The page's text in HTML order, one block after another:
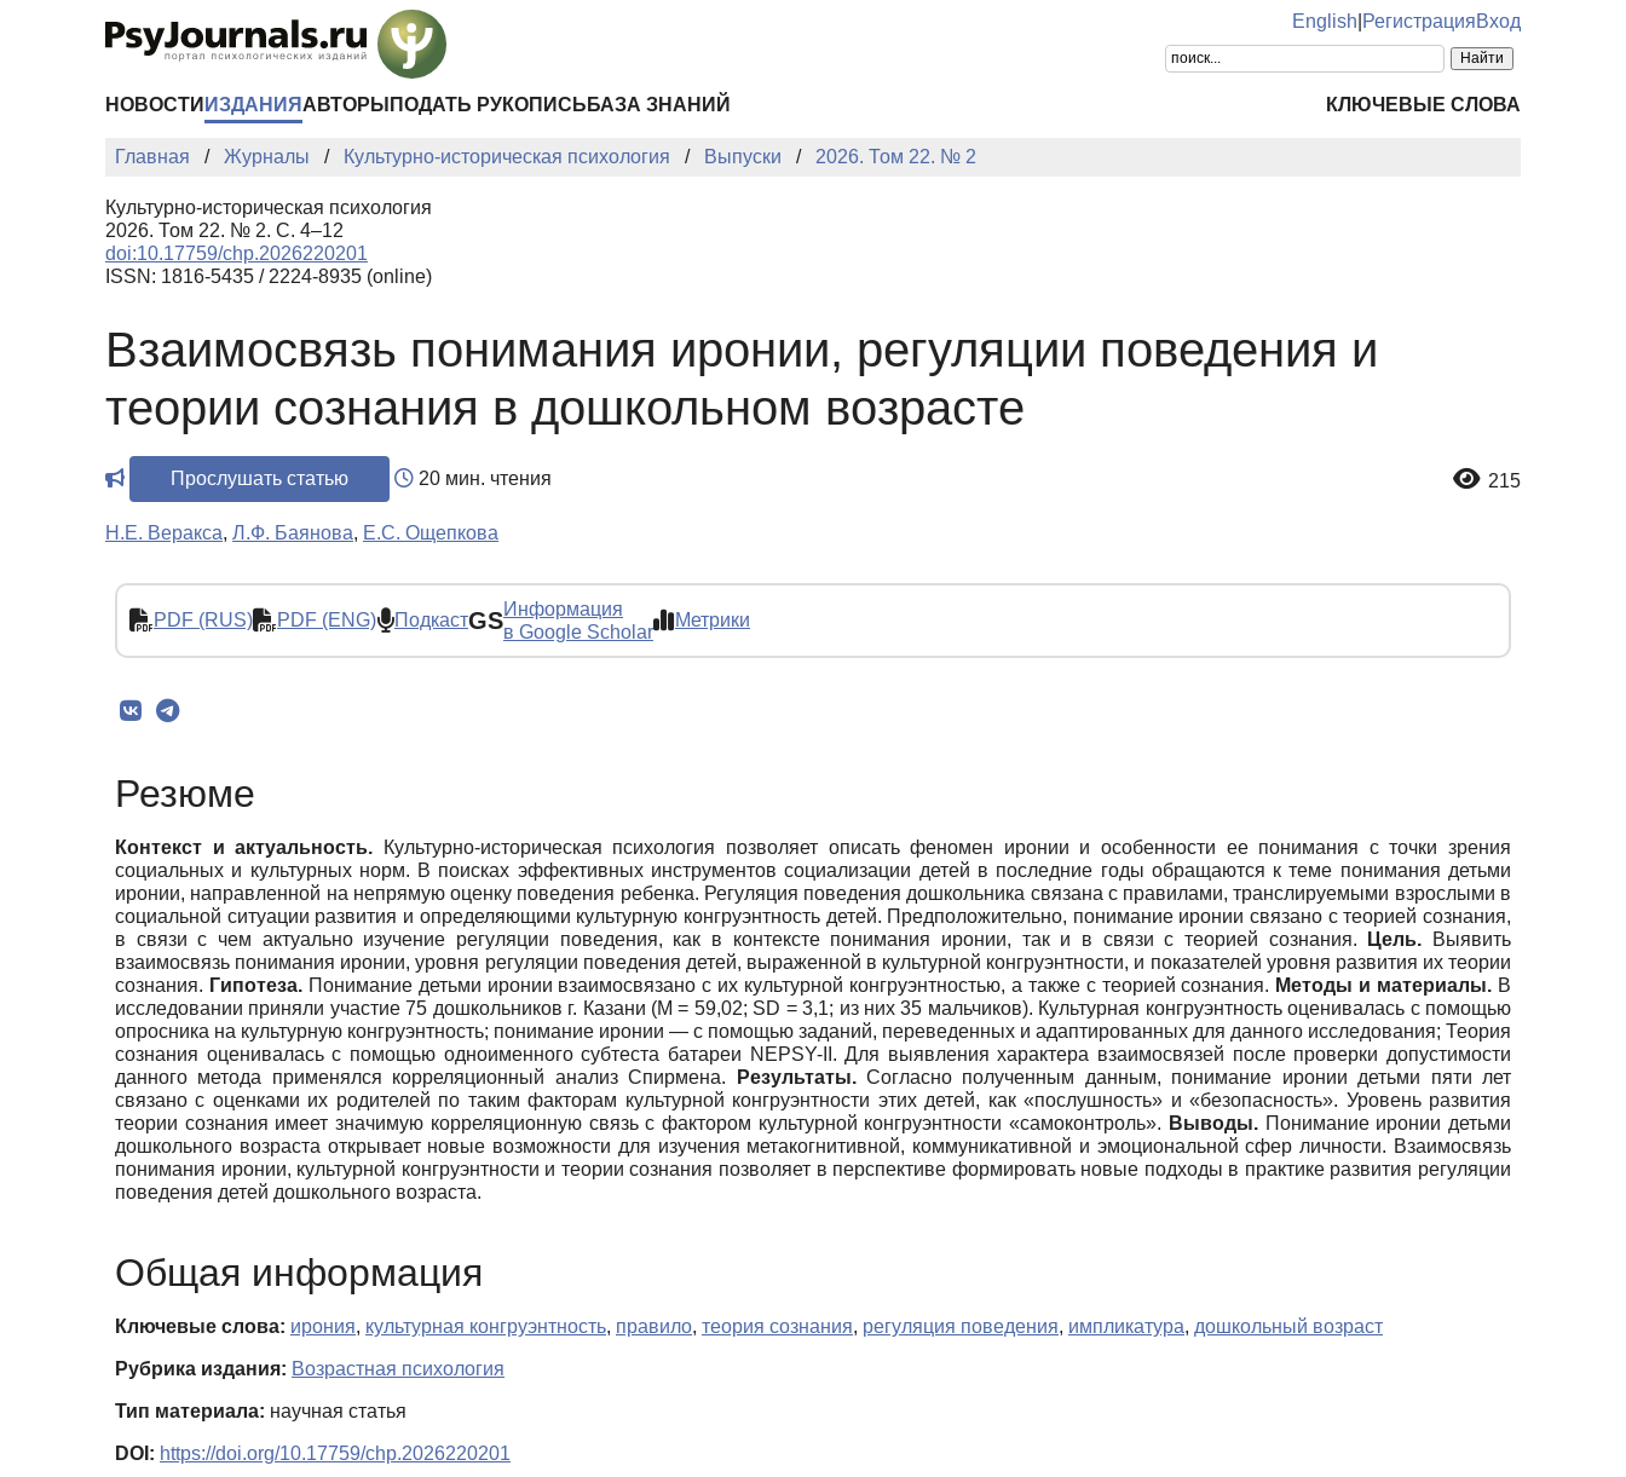
English РегистрацияВход
НОВОСТИ ИЗДАНИЯ АВТОРЫ ПОДАТЬ РУКОПИСЬ БАЗА ЗНАНИЙ КЛЮЧЕВЫЕ СЛОВА
Главная Журналы Культурно-историческая психология Выпуски 2026. Том 22. № 2
Культурно-историческая психология
2026. Том 22. № 2. С. 4–12
doi:10.17759/chp.2026220201
ISSN: 1816-5435 / 2224-8935 (online)
Взаимосвязь понимания иронии, регуляции поведения и
теории сознания в дошкольном возрасте
Прослушать статью 20 мин. чтения 215
Н.Е. Веракса, Л.Ф. Баянова, Е.С. Ощепкова
PDF (RUS) PDF (ENG) ПодкастGSИнформация
в Google Scholar
Метрики
Резюме
Контекст и актуальность.
Культурно-историческая психология позволяет описать феномен иронии и особенности ее понимания с точки зрения
социальных и культурных норм. В поисках эффективных инструментов социализации детей в последние годы обращаются к теме понимания детьми
иронии, направленной на непрямую оценку поведения ребенка. Регуляция поведения дошкольника связана с правилами, транслируемыми взрослыми в
социальной ситуации развития и определяющими культурную конгруэнтность детей. Предположительно, понимание иронии связано с теорией сознания,
в связи с чем актуально изучение регуляции поведения, как в контексте понимания иронии, так и в связи с теорией сознания.
Цель. Выявить
взаимосвязь понимания иронии, уровня регуляции поведения детей, выраженной в культурной конгруэнтности, и показателей уровня развития их теории
сознания. Гипотеза.Понимание детьми иронии взаимосвязано с их культурной конгруэнтностью, а также с теорией сознания. Методы и материалы. В
исследовании приняли участие 75 дошкольников г. Казани (M = 59,02; SD = 3,1; из них 35 мальчиков). Культурная конгруэнтность оценивалась с помощью
опросника на культурную конгруэнтность; понимание иронии — с помощью заданий, переведенных и адаптированных для данного исследования; Теория
сознания оценивалась с помощью одноименного субтеста батареи NEPSY-II. Для выявления характера взаимосвязей после проверки допустимости
данного метода применялся корреляционный анализ Спирмена.
Результаты.Согласно полученным данным, понимание иронии детьми пяти лет
связано с оценками их родителей по таким факторам культурной конгруэнтности этих детей, как «послушность» и «безопасность». Уровень развития
теории сознания имеет значимую корреляционную связь с фактором культурной конгруэнтности «самоконтроль». Выводы.Понимание иронии детьми
дошкольного возраста открывает новые возможности для изучения метакогнитивной, коммуникативной и эмоциональной сфер личности. Взаимосвязь
понимания иронии, культурной конгруэнтности и теории сознания позволяет в перспективе формировать новые подходы в практике развития регуляции
поведения детей дошкольного возраста.
Общая информация
Ключевые слова: ирония, культурная конгруэнтность, правило, теория сознания, регуляция поведения, импликатура, дошкольный возраст
Рубрика издания: Возрастная психология
Тип материала: научная статья
DOI: https://doi.org/10.17759/chp.2026220201